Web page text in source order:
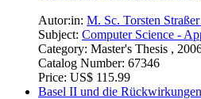
Autor:in: M. Sc. Torsten
Subject: Computer Science -
Category: Master's Thesis ,
Catalog Number: 67346
Price: US$ 115.99
Basel II und die